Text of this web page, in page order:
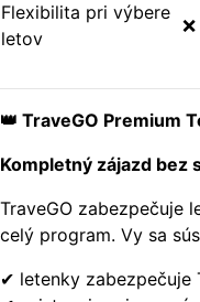
Flexibilita pri výbere
letov
❌
👑 TraveGO Premium
Kompletný zájazd bez
TraveGO zabezpečuje
celý program. Vy sa
✔ letenky zabezpečuje